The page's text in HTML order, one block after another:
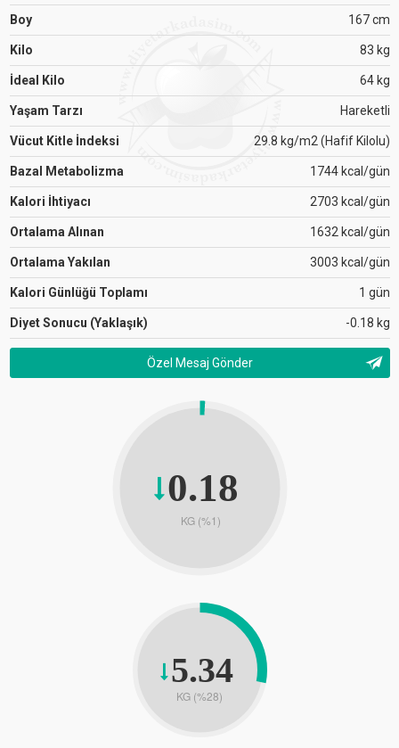
Boy 167 cm
Kilo 83 kg
İdeal Kilo 64 kg
Yaşam Tarzı Hareketli
Vücut Kitle İndeksi 29.8 kg/m2 (Hafif Kilolu)
Bazal Metabolizma 1744 kcal/gün
Kalori İhtiyacı 2703 kcal/gün
Ortalama Alınan 1632 kcal/gün
Ortalama Yakılan 3003 kcal/gün
Kalori Günlüğü Toplamı 1 gün
Diyet Sonucu (Yaklaşık) -0.18 kg
Özel Mesaj Gönder
0.18
KG (%1)
5.34
KG (%28)